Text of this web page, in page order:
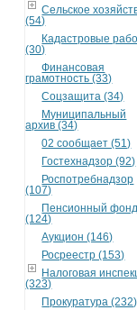
Сельское
(54)
Кадастровые
(30)
Финансовая
грамотность (33)
Соцзащита (34)
Муниципальный
архив (34)
02 сообщает (51)
Гостехнадзор (92)
Роспотребнадзор
(107)
Пенсионный фонд
(124)
Аукцион (146)
Росреестр (153)
Налоговая
(323)
Прокуратура (232)